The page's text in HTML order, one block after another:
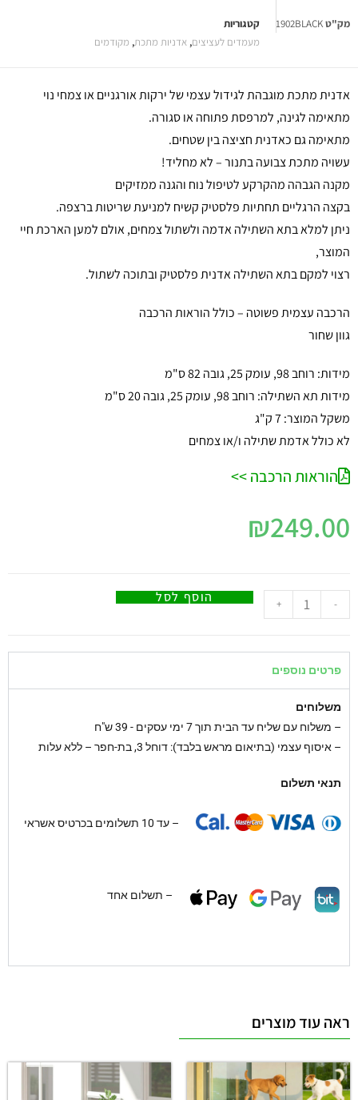
מק"ט1902BLACK
קטגוריות
מעמדים לעציצים, אדניות מתכת, מקודמים
אדנית מתכת מוגבהת לגידול עצמי של ירקות אורגניים או צמחי נוי
מתאימה לגינה, למרפסת פתוחה או סגורה.
מתאימה גם כאדנית חציצה בין שטחים.
עשויה מתכת צבועה בתנור – לא מחליד!
מקנה הגבהה מהקרקע לטיפול נוח והגנה ממזיקים
בקצה הרגליים תחתיות פלסטיק קשיח למניעת שריטות ברצפה.
ניתן למלא בתא השתילה אדמה ולשתול צמחים, אולם למען הארכת חיי
המוצר,
רצוי למקם בתא השתילה אדנית פלסטיק ובתוכה לשתול.
הרכבה עצמית פשוטה – כולל הוראות הרכבה
גוון שחור
מידות: רוחב 98, עומק 25, גובה 82 ס"מ
מידות תא השתילה: רוחב 98, עומק 25, גובה 20 ס"מ
משקל המוצר: 7 ק"ג
לא כולל אדמת שתילה ו/או צמחים
הוראות הרכבה >>
₪249.00
-
+ הוסף לסל
פרטים נוספים
משלוחים
– משלוח עם שליח עד הבית תוך 7 ימי עסקים - 39 ש"ח
– איסוף עצמי (בתיאום מראש בלבד): דוחל 3, בת-חפר – ללא עלות
תנאי תשלום
– עד 10 תשלומים בכרטיס אשראי
– תשלום אחד
ראה עוד מוצרים